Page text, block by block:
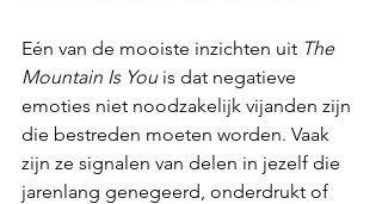
Eén van de mooiste inzichten uit The
Mountain Is You is dat negatieve
emoties niet noodzakelijk vijanden zijn
die bestreden moeten worden. Vaak
zijn ze signalen van delen in jezelf die
jarenlang genegeerd, onderdrukt of